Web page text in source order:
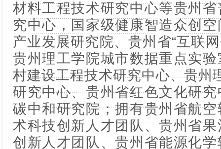
材料工程技术研究中心等贵州
究中心，国家级健康智造众创
产业发展研究院、贵州省“互联
贵州理工学院城市数据重点实
村建设工程技术研究中心、贵州
研究中心、贵州省红色文化研
碳中和研究院；拥有贵州省航
术科技创新人才团队、贵州省
创新人才团队、贵州省能源化